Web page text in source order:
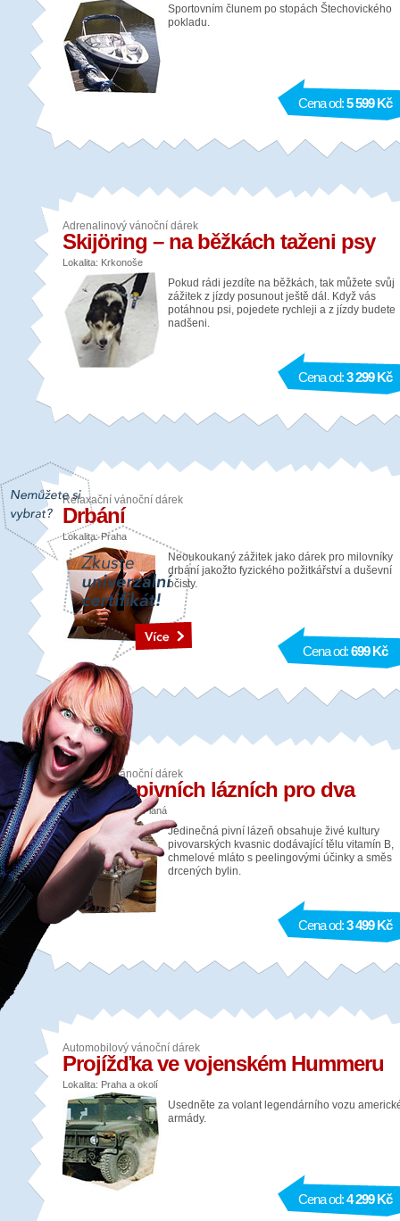
Sportovním člunem po stopách Štechovického
pokladu.
Cena od:5 599 Kč
Adrenalinový vánoční dárek
Skijöring – na běžkách taženi psy
Lokalita: Krkonoše
Pokud rádi jezdíte na běžkách, tak můžete svůj
zážitek z jízdy posunout ještě dál. Když vás
potáhnou psi, pojedete rychleji a z jízdy budete
nadšeni.
Cena od:3 299 Kč
Relaxační vánoční dárek
Drbání
Lokalita: Praha
Neoukoukaný zážitek jako dárek pro milovníky
drbání jakožto fyzického požitkářství a duševní
očisty.
Cena od:699 Kč
Relaxační vánoční dárek
Relax v pivních lázních pro dva
Lokalita: Chodová Planá
Jedinečná pivní lázeň obsahuje živé kultury
pivovarských kvasnic dodávající tělu vitamín B,
chmelové mláto s peelingovými účinky a směs
drcených bylin.
Cena od:3 499 Kč
Automobilový vánoční dárek
Projížďka ve vojenském Hummeru
Lokalita: Praha a okolí
Usedněte za volant legendárního vozu
armády.
Cena od:4 299 Kč